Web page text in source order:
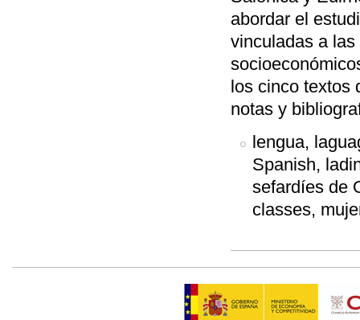
abordar el
vinculadas a
los cinco textos
notas y
lengua,
Spanish,
sefardíes de
classes,